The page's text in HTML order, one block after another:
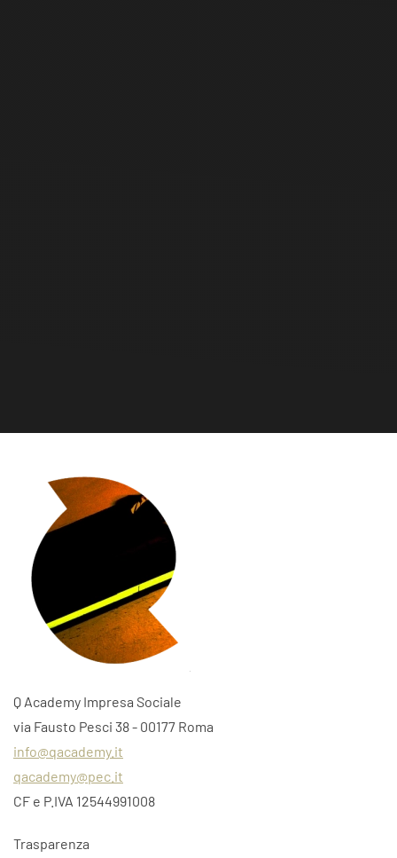
Q Academy Impresa Sociale
via Fausto Pesci 38 - 00177 Roma
info@qacademy.it
qacademy@pec.it
CF e P.IVA 12544991008
Trasparenza